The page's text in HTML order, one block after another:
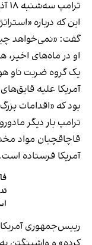
این که درباره
گفت: «نمی‌خواهد
او در ماه‌های اخیر،
یک گروه ضربت ناو
آمریکا علیه
بود که «اقدامات
ترامپ بار دیگر
قاچاقچیان مواد
آمریکا فرستاده
رییس‌جمهوری آمریکا